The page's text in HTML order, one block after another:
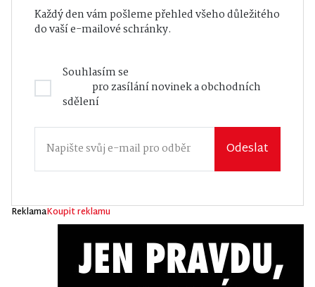
Každý den vám pošleme přehled všeho důležitého
do vaší e-mailové schránky.
Souhlasím se
pro zasílání novinek a obchodních
sdělení
Odeslat
ReklamaKoupit reklamu